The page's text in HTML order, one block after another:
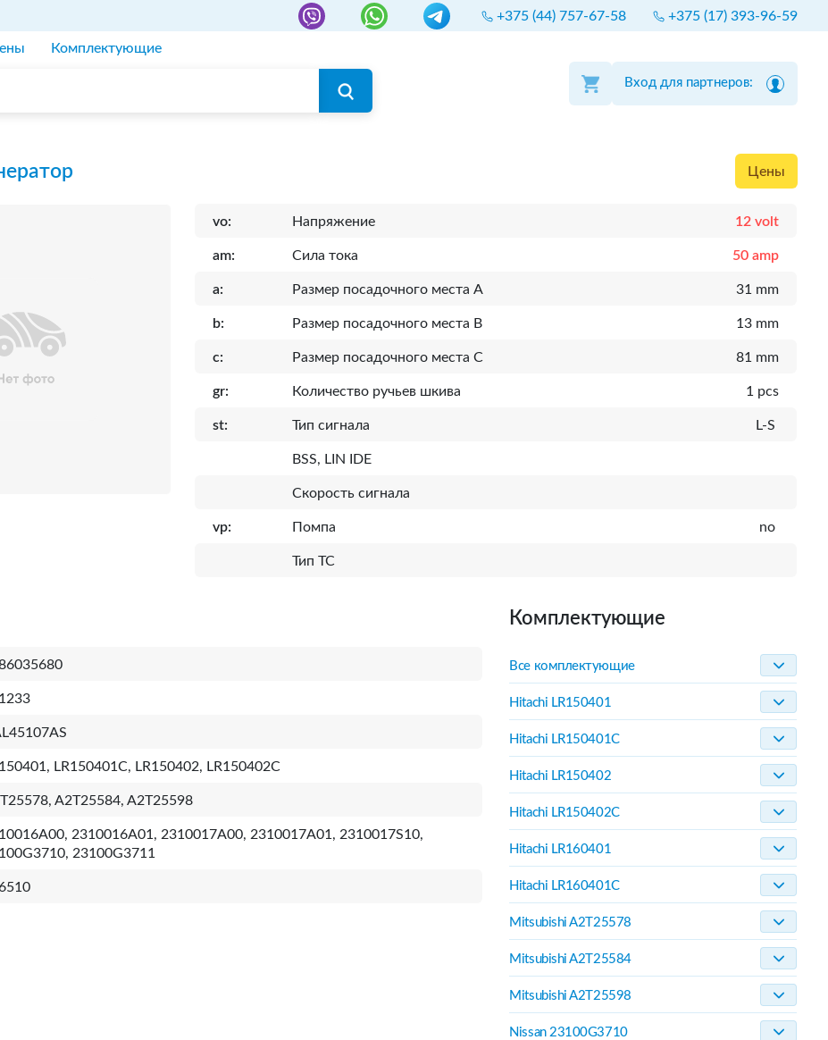
+375 (44) 757-67-58 +375 (17) 393-96-59
Комплектующие
Вход для партнеров:
Цены
vo: Напряжение 12 volt
am: Сила тока 50 amp
a: Размер посадочного места A 31 mm
b: Размер посадочного места B 13 mm
c: Размер посадочного места C 81 mm
gr: Количество ручьев шкива 1 pcs
st: Тип сигнала L-S
BSS, LIN IDE
Скорость сигнала
vp: Помпа no
Тип ТС
LR150401C, LR150402, LR150402C
A2T25584, A2T25598
2310016A01, 2310017A00, 2310017A01, 2310017S10,
23100G3711
Комплектующие
Все комплектующие
Hitachi LR150401
Hitachi LR150401C
Hitachi LR150402
Hitachi LR150402C
Hitachi LR160401
Hitachi LR160401C
Mitsubishi A2T25578
Mitsubishi A2T25584
Mitsubishi A2T25598
Nissan 23100G3710